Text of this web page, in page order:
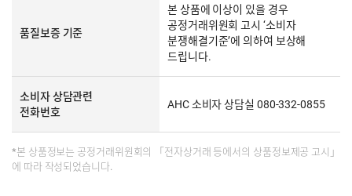
품질보증 기준
본 상품에 이상이 있을 경우
공정거래위원회 고시 ‘소비자
분쟁해결기준’에 의하여 보상해
드립니다.
소비자 상담관련
전화번호
AHC 소비자 상담실 080-332-0855
*본 상품정보는 공정거래위원회의 「전자상거래 등에서의 상품정보제공 고시」
에 따라 작성되었습니다.